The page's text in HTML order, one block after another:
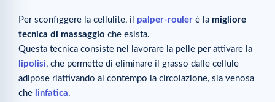
Per sconfiggere la cellulite, il palper-rouler è la migliore
tecnica di massaggio che esista.
Questa tecnica consiste nel lavorare la pelle per attivare la
lipolisi, che permette di eliminare il grasso dalle cellule
adipose riattivando al contempo la circolazione, sia venosa
che linfatica.